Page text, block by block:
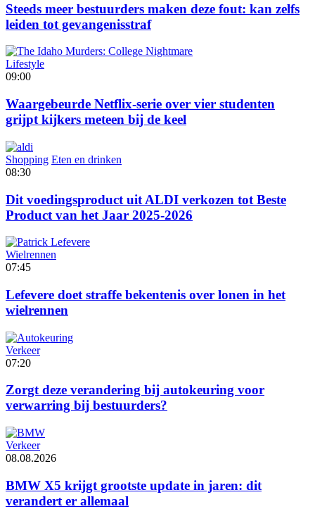
Steeds meer bestuurders maken deze fout: kan zelfs
leiden tot gevangenisstraf
Lifestyle
09:00
Waargebeurde Netflix-serie over vier studenten
grijpt kijkers meteen bij de keel
Shopping Eten en drinken
08:30
Dit voedingsproduct uit ALDI verkozen tot Beste
Product van het Jaar 2025-2026
Wielrennen
07:45
Lefevere doet straffe bekentenis over lonen in het
wielrennen
Verkeer
07:20
Zorgt deze verandering bij autokeuring voor
verwarring bij bestuurders?
Verkeer
08.08.2026
BMW X5 krijgt grootste update in jaren: dit
verandert er allemaal